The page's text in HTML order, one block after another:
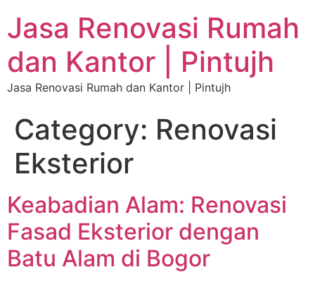
Jasa Renovasi Rumah
dan Kantor | Pintujh
Jasa Renovasi Rumah dan Kantor | Pintujh
Category: Renovasi
Eksterior
Keabadian Alam: Renovasi
Fasad Eksterior dengan
Batu Alam di Bogor